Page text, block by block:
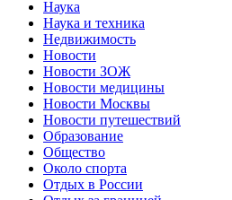
Наука
Наука и техника
Недвижимость
Новости
Новости ЗОЖ
Новости медицины
Новости Москвы
Новости путешествий
Образование
Общество
Около спорта
Отдых в России